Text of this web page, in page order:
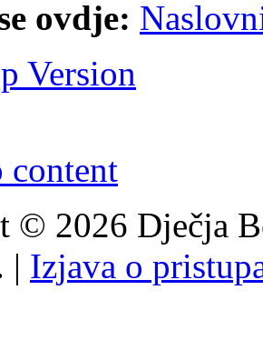
ovdje:
Version
content
© 2026 Dječja
| Izjava o